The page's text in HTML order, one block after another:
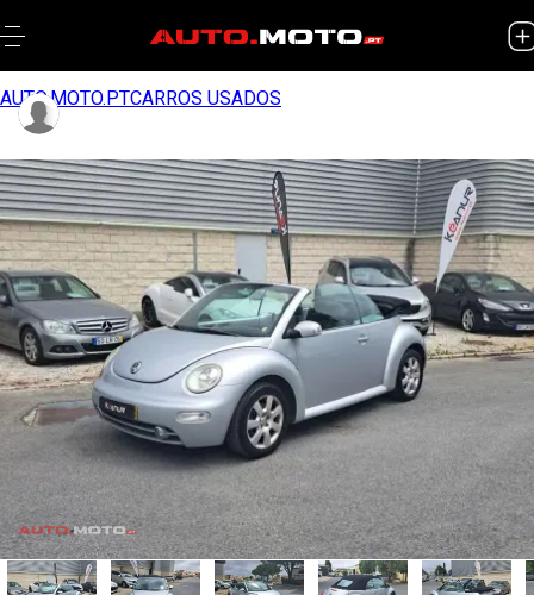
AUTO.MOTO.PTCARROS USADOS